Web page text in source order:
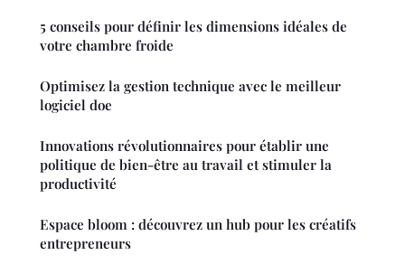
5 conseils pour définir les dimensions idéales de
votre chambre froide
Optimisez la gestion technique avec le meilleur
logiciel doe
Innovations révolutionnaires pour établir une
politique de bien-être au travail et stimuler la
productivité
Espace bloom : découvrez un hub pour les créatifs
entrepreneurs